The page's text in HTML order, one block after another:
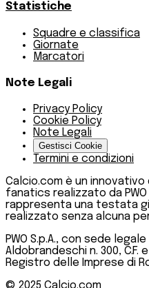
Statistiche
Squadre e classifica
Giornate
Marcatori
Note Legali
Privacy Policy
Cookie Policy
Note Legali
Gestisci Cookie
Termini e condizioni
Calcio.com è un
fanatics realizzato da
rappresenta una testata
realizzato senza alcuna
PWO S.p.A., con sede
Aldobrandeschi n. 300, C.F.
Registro delle Imprese di